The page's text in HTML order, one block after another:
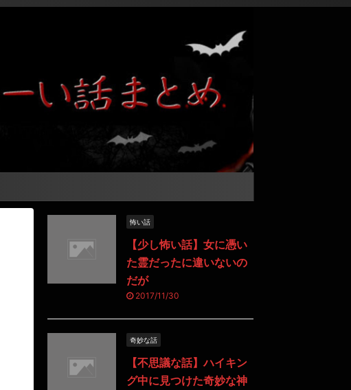
怖い話
【少し怖い話】女に憑い
た霊だったに違いないの
だが
2017/11/30
奇妙な話
【不思議な話】ハイキン
グ中に見つけた奇妙な神